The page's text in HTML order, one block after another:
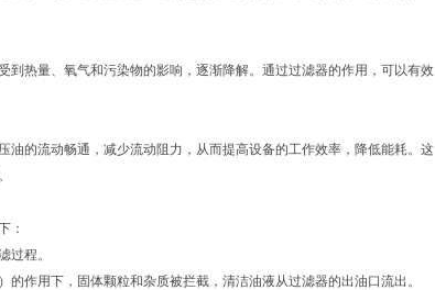
热量、氧气和污染物的影响，逐渐降解。通过过滤器的作用，可以有效
的流动畅通，减少流动阻力，从而提高设备的工作效率，降低能耗。这
：
程。
作用下，固体颗粒和杂质被拦截，清洁油液从过滤器的出油口流出。